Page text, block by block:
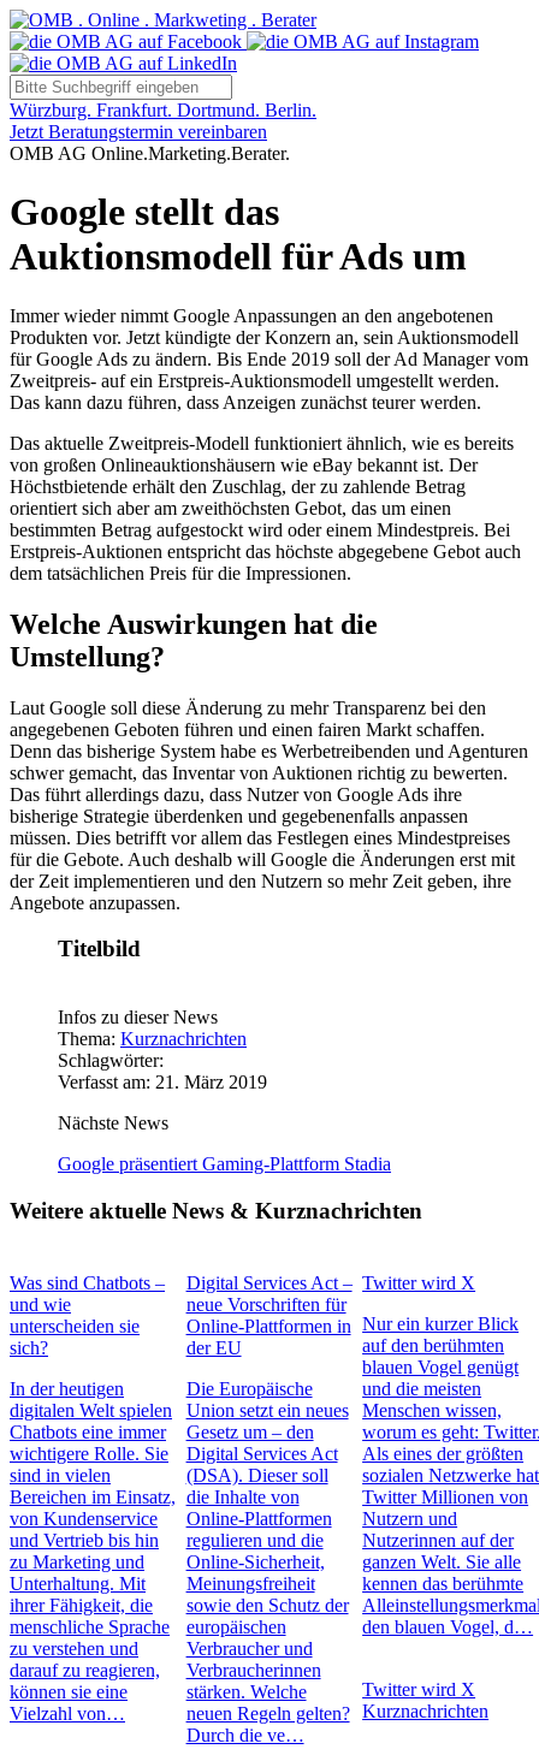
Würzburg. Frankfurt. Dortmund. Berlin.
Jetzt Beratungstermin vereinbaren
OMB AG Online.Marketing.Berater.
Google stellt das
Auktionsmodell für Ads um
Immer wieder nimmt Google Anpassungen an den angebotenen
Produkten vor. Jetzt kündigte der Konzern an, sein Auktionsmodell
für Google Ads zu ändern. Bis Ende 2019 soll der Ad Manager vom
Zweitpreis- auf ein Erstpreis-Auktionsmodell umgestellt werden.
Das kann dazu führen, dass Anzeigen zunächst teurer werden.
Das aktuelle Zweitpreis-Modell funktioniert ähnlich, wie es bereits
von großen Onlineauktionshäusern wie eBay bekannt ist. Der
Höchstbietende erhält den Zuschlag, der zu zahlende Betrag
orientiert sich aber am zweithöchsten Gebot, das um einen
bestimmten Betrag aufgestockt wird oder einem Mindestpreis. Bei
Erstpreis-Auktionen entspricht das höchste abgegebene Gebot auch
dem tatsächlichen Preis für die Impressionen.
Welche Auswirkungen hat die
Umstellung?
Laut Google soll diese Änderung zu mehr Transparenz bei den
angegebenen Geboten führen und einen fairen Markt schaffen.
Denn das bisherige System habe es Werbetreibenden und Agenturen
schwer gemacht, das Inventar von Auktionen richtig zu bewerten.
Das führt allerdings dazu, dass Nutzer von Google Ads ihre
bisherige Strategie überdenken und gegebenenfalls anpassen
müssen. Dies betrifft vor allem das Festlegen eines Mindestpreises
für die Gebote. Auch deshalb will Google die Änderungen erst mit
der Zeit implementieren und den Nutzern so mehr Zeit geben, ihre
Angebote anzupassen.
Titelbild
Infos zu dieser News
Thema: Kurznachrichten
Schlagwörter:
Verfasst am: 21. März 2019
Nächste News
Google präsentiert Gaming-Plattform Stadia
Weitere aktuelle News & Kurznachrichten
Was sind Chatbots –
und wie
unterscheiden sie
sich?
In der heutigen
digitalen Welt spielen
Chatbots eine immer
wichtigere Rolle. Sie
sind in vielen
Bereichen im Einsatz,
von Kundenservice
und Vertrieb bis hin
zu Marketing und
Unterhaltung. Mit
ihrer Fähigkeit, die
menschliche Sprache
zu verstehen und
darauf zu reagieren,
können sie eine
Vielzahl von…
Digital Services Act –
neue Vorschriften für
Online-Plattformen in
der EU
Die Europäische
Union setzt ein neues
Gesetz um – den
Digital Services Act
(DSA). Dieser soll
die Inhalte von
Online-Plattformen
regulieren und die
Online-Sicherheit,
Meinungsfreiheit
sowie den Schutz der
europäischen
Verbraucher und
Verbraucherinnen
stärken. Welche
neuen Regeln gelten?
Durch die ve…
Twitter wird X
Nur ein kurzer Blick
auf den berühmten
blauen Vogel genügt
und die meisten
Menschen wissen,
worum es geht:
Als eines der größten
sozialen Netzwerke hat
Twitter Millionen von
Nutzern und
Nutzerinnen auf der
ganzen Welt. Sie alle
kennen das berühmte
den blauen Vogel, d…
Twitter wird X
Kurznachrichten